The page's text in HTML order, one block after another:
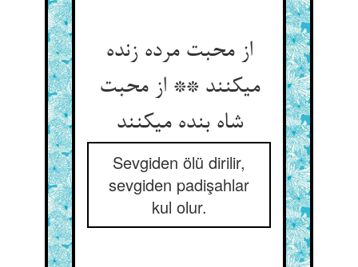
از محبت مرده زنده
می‏کنند ** از محبت
شاه بنده می‏کنند
Sevgiden ölü dirilir,
sevgiden padişahlar
kul olur.